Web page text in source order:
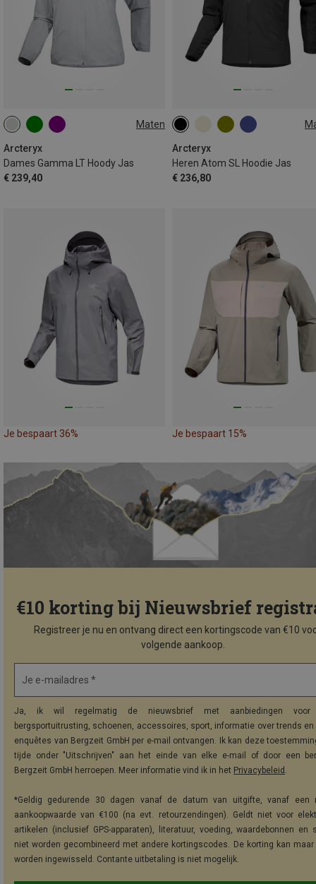
Maten
Arcteryx
Dames Gamma LT Hoody Jas
€ 239,40
XS S L
Arcteryx
Heren Atom SL Hoodie Jas
€ 236,80
S XL
Je bespaart 36% Je bespaart 15%
€10 korting bij Nieuwsbrief
Registreer je nu en ontvang direct een kortingscode van €10
volgende aankoop.
Je e-mailadres *
Ja, ik wil regelmatig de nieuwsbrief met aanbiedingen voor
bergsportuitrusting, schoenen, accessoires, sport, informatie over trends
enquêtes van Bergzeit GmbH per e-mail ontvangen. Ik kan deze
tijde onder "Uitschrijven" aan het einde van elke e-mail of door een
Bergzeit GmbH herroepen. Meer informatie vind ik in het Privacybeleid .
*Geldig gedurende 30 dagen vanaf de datum van uitgifte, vanaf een
aankoopwaarde van €100 (na evt. retourzendingen). Geldt niet voor
artikelen (inclusief GPS-apparaten), literatuur, voeding, waardebonnen en
niet worden gecombineerd met andere kortingscodes. De korting kan maar
worden ingewisseld. Contante uitbetaling is niet mogelijk.